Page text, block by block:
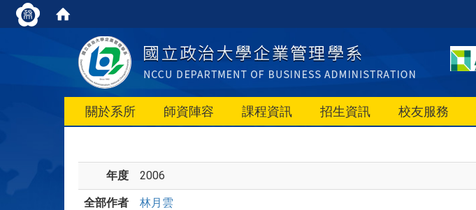
關於系所 師資陣容 課程資訊 招生資訊 校友服務
年度 2006
全部作者 林月雲